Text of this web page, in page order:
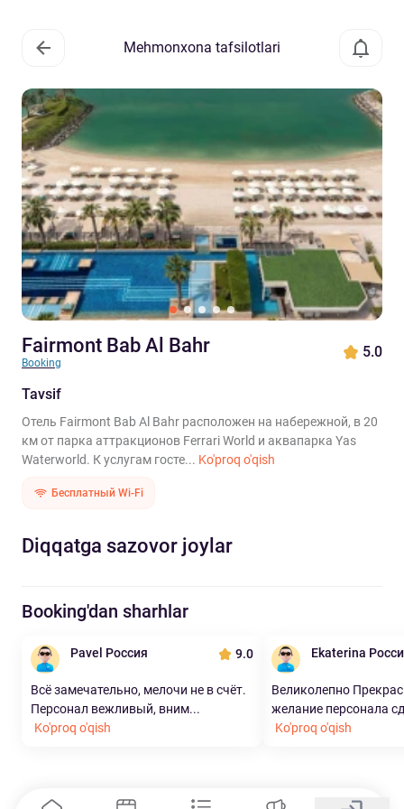
Mehmonxona tafsilotlari
Fairmont Bab Al Bahr
Booking
5.0
Tavsif
Отель Fairmont Bab Al Bahr расположен на набережной, в 20
км от парка аттракционов Ferrari World и аквапарка Yas
Waterworld. К услугам госте... Ko'proq o'qish
Бесплатный Wi-Fi
Diqqatga sazovor joylar
Booking'dan sharhlar
Pavel Россия 9.0
Всё замечательно, мелочи не в счёт.
Персонал вежливый, вним...
Ko'proq o'qish
Ekaterina
Великолепно
желание персонала
Ko'proq o'qish